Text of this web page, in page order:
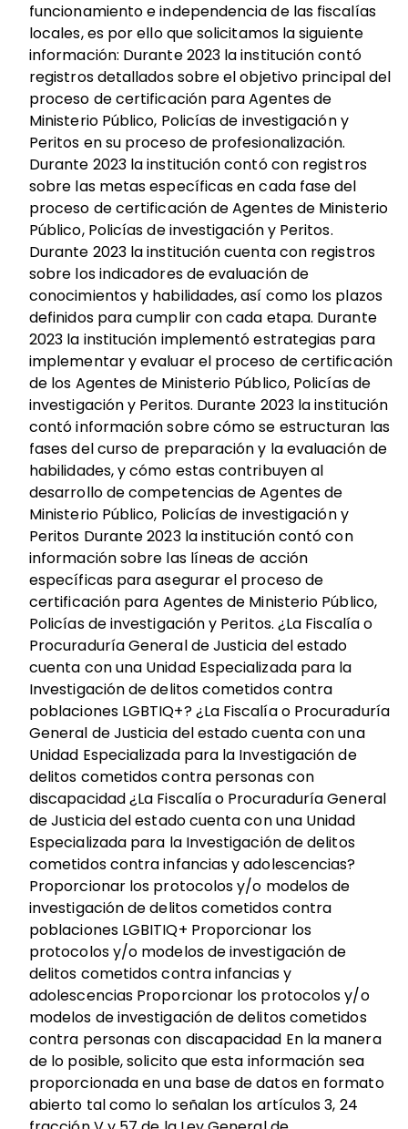
funcionamiento e independencia de las fiscalías
locales, es por ello que solicitamos la siguiente
información: Durante 2023 la institución contó
registros detallados sobre el objetivo principal del
proceso de certificación para Agentes de
Ministerio Público, Policías de investigación y
Peritos en su proceso de profesionalización.
Durante 2023 la institución contó con registros
sobre las metas específicas en cada fase del
proceso de certificación de Agentes de Ministerio
Público, Policías de investigación y Peritos.
Durante 2023 la institución cuenta con registros
sobre los indicadores de evaluación de
conocimientos y habilidades, así como los plazos
definidos para cumplir con cada etapa. Durante
2023 la institución implementó estrategias para
implementar y evaluar el proceso de certificación
de los Agentes de Ministerio Público, Policías de
investigación y Peritos. Durante 2023 la institución
contó información sobre cómo se estructuran las
fases del curso de preparación y la evaluación de
habilidades, y cómo estas contribuyen al
desarrollo de competencias de Agentes de
Ministerio Público, Policías de investigación y
Peritos Durante 2023 la institución contó con
información sobre las líneas de acción
específicas para asegurar el proceso de
certificación para Agentes de Ministerio Público,
Policías de investigación y Peritos. ¿La Fiscalía o
Procuraduría General de Justicia del estado
cuenta con una Unidad Especializada para la
Investigación de delitos cometidos contra
poblaciones LGBTIQ+? ¿La Fiscalía o Procuraduría
General de Justicia del estado cuenta con una
Unidad Especializada para la Investigación de
delitos cometidos contra personas con
discapacidad ¿La Fiscalía o Procuraduría General
de Justicia del estado cuenta con una Unidad
Especializada para la Investigación de delitos
cometidos contra infancias y adolescencias?
Proporcionar los protocolos y/o modelos de
investigación de delitos cometidos contra
poblaciones LGBITIQ+ Proporcionar los
protocolos y/o modelos de investigación de
delitos cometidos contra infancias y
adolescencias Proporcionar los protocolos y/o
modelos de investigación de delitos cometidos
contra personas con discapacidad En la manera
de lo posible, solicito que esta información sea
proporcionada en una base de datos en formato
abierto tal como lo señalan los artículos 3, 24